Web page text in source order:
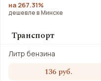
на 267.31%
дешевле в Минске
Транспорт
Литр бензина
136 руб.